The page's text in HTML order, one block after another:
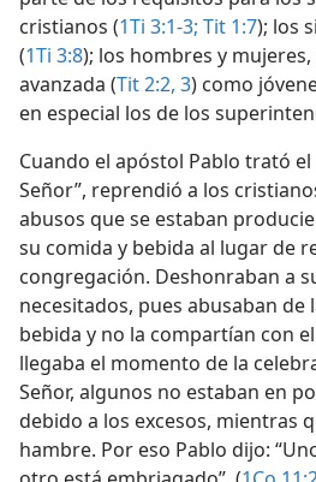
cristianos (1Ti 3:1-3; Tit 1:7); los
(1Ti 3:8); los hombres y
avanzada (Tit 2:2, 3) como
en especial los de los
Cuando el apóstol Pablo trató el
Señor”, reprendió a los
abusos que se estaban
su comida y bebida al lugar de
congregación. Deshonraban a
necesitados, pues abusaban de
bebida y no la compartían con
llegaba el momento de la
Señor, algunos no estaban en
debido a los excesos, mientras
hambre. Por eso Pablo dijo: